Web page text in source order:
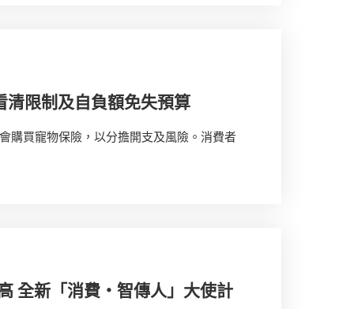
限制及自負額免失預算
購買寵物保險，以分擔開支及風險。消費者
全新「消費‧智傳人」大使計